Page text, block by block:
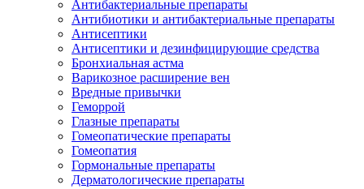
Антибактериальные препараты
Антибиотики и антибактериальные препараты
Антисептики
Антисептики и дезинфицирующие средства
Бронхиальная астма
Варикозное расширение вен
Вредные привычки
Геморрой
Глазные препараты
Гомеопатические препараты
Гомеопатия
Гормональные препараты
Дерматологические препараты